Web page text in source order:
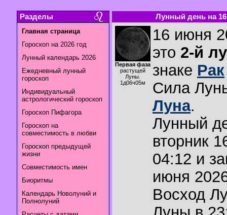
Разделы
Главная страница
Гороскоп на 2026 год
Лунный календарь 2026
Ежедневный лунный
гороскоп
Индивидуальный
астрологический гороскоп
Гороскоп Пифагора
Гороскоп на
совместимость в любви
Гороскоп предыдущей
жизни
Совместимость имен
Биоритмы
Календарь Новолуний и
Полнолуний
Лунный день на
Первая фаза
растущей
Луны.
1д06ч05м
16 июня
это 2-й
знаке Рак
Сила
Луна.
Лунный
вторник
04:12 и
июня
Восход